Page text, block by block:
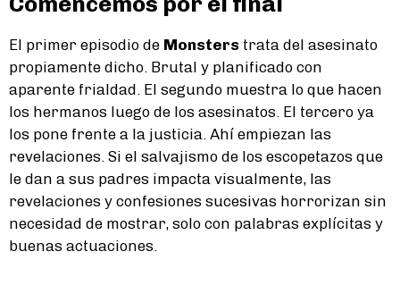
El primer episodio de Monsters trata del asesinato
propiamente dicho. Brutal y planificado con
aparente frialdad. El segundo muestra lo que hacen
los hermanos luego de los asesinatos. El tercero ya
los pone frente a la justicia. Ahí empiezan las
revelaciones. Si el salvajismo de los escopetazos que
le dan a sus padres impacta visualmente, las
revelaciones y confesiones sucesivas horrorizan sin
necesidad de mostrar, solo con palabras explícitas y
buenas actuaciones.